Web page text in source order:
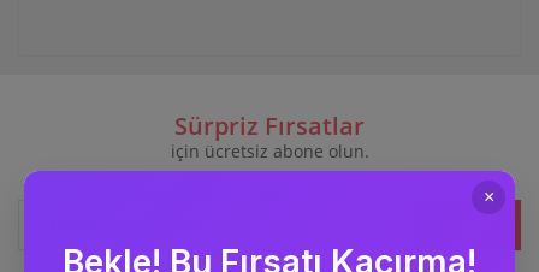
Sürpriz Fırsatlar
için ücretsiz abone olun.